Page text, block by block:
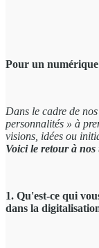
Pour un
Dans le cadre de
personnalités » à
visions, idées ou
Voici le retour à
1. Qu'est-ce qui
dans la